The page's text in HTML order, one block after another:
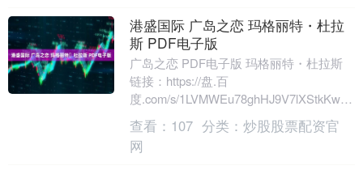
港盛国际 广岛之恋 玛格丽特・杜拉
斯 PDF电子版
广岛之恋 PDF电子版 玛格丽特・杜拉斯
链接：https://盘.百
度.com/s/1LVMWEu78ghHJ9V7lXStkKw?
pwd=ehnt 提取码：....
查看： 107 分类： 炒股股票配资官
网